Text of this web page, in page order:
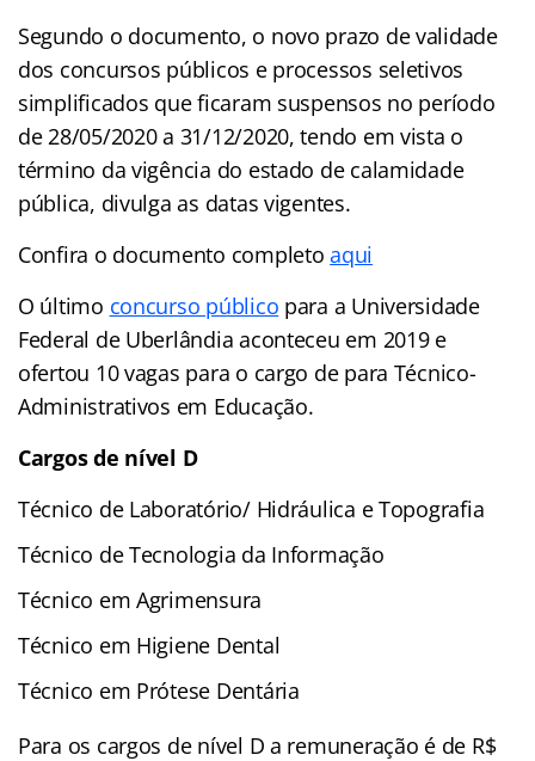
Segundo o documento, o novo prazo de validade
dos concursos públicos e processos seletivos
simplificados que ficaram suspensos no período
de 28/05/2020 a 31/12/2020, tendo em vista o
término da vigência do estado de calamidade
pública, divulga as datas vigentes.
Confira o documento completoaqui
O último concurso público para a Universidade
Federal de Uberlândia aconteceu em 2019 e
ofertou 10 vagas para o cargo de para Técnico-
Administrativos em Educação.
Cargos de nível D
Técnico de Laboratório/ Hidráulica e Topografia
Técnico de Tecnologia da Informação
Técnico em Agrimensura
Técnico em Higiene Dental
Técnico em Prótese Dentária
Para os cargos de nível D a remuneração é de R$